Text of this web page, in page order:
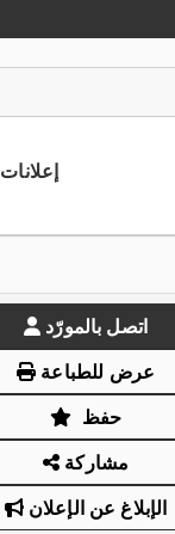
+49 4955 ... إعلانات
اتصل بالمورّد
عرض للطباعة
حفظ
مشاركة
الإبلاغ عن الإعلان